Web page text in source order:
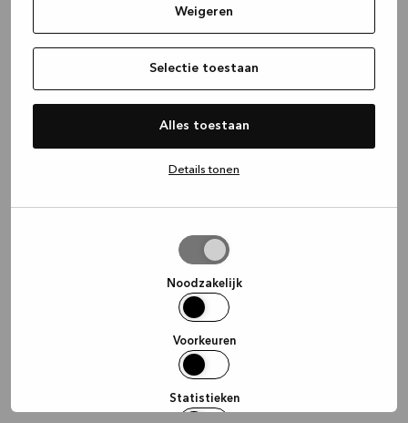
Weigeren
Selectie toestaan
Alles toestaan
Details tonen
Noodzakelijk
Voorkeuren
Statistieken
(see the browser console for more
information).